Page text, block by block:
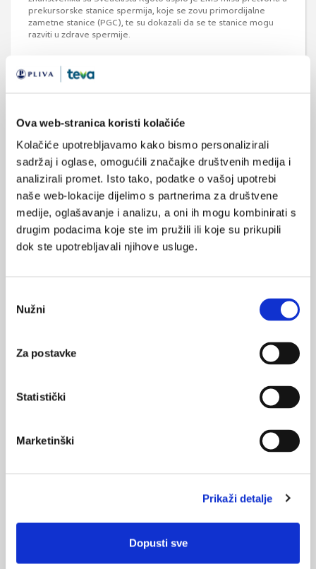
Ova web-stranica koristi kolačiće
Kolačiće upotrebljavamo kako bismo personalizirali
sadržaj i oglase, omogućili značajke društvenih medija i
analizirali promet. Isto tako, podatke o vašoj upotrebi
naše web-lokacije dijelimo s partnerima za društvene
medije, oglašavanje i analizu, a oni ih mogu kombinirati s
drugim podacima koje ste im pružili ili koje su prikupili
dok ste upotrebljavali njihove usluge.
pristanka
Nužni
Za postavke
Statistički
Marketinški
Prikaži detalje
Dopusti sve
prekursorske stanice spermija, koje se zovu primordijalne
zametne stanice (PGC), te su dokazali da se te stanice mogu
razviti u zdrave spermije.
Medicus (1/2026)
Mentalno
zdravlje
Medicus (2/2025)
Muško zdravlje
2-VA
Pristupite online testiranju: